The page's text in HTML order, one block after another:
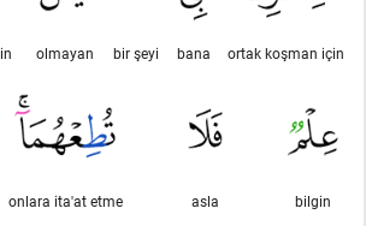
ortak koşman için
bana
bir şeyi
olmayan
bilgin
asla
onlara ita'at etme